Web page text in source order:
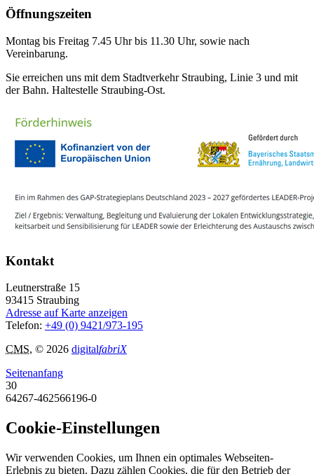
Öffnungszeiten
Montag bis Freitag 7.45 Uhr bis 11.30 Uhr, sowie nach
Vereinbarung.
Sie erreichen uns mit dem Stadtverkehr Straubing, Linie 3 und mit
der Bahn. Haltestelle Straubing-Ost.
Kontakt
Leutnerstraße 15
93415 Straubing
Adresse auf Karte anzeigen
Telefon: +49 (0) 9421/973-195
CMS, © 2026 digitalfabriX
Seitenanfang
30
64267-462566196-0
Cookie-Einstellungen
Wir verwenden Cookies, um Ihnen ein optimales Webseiten-
Erlebnis zu bieten. Dazu zählen Cookies, die für den Betrieb der